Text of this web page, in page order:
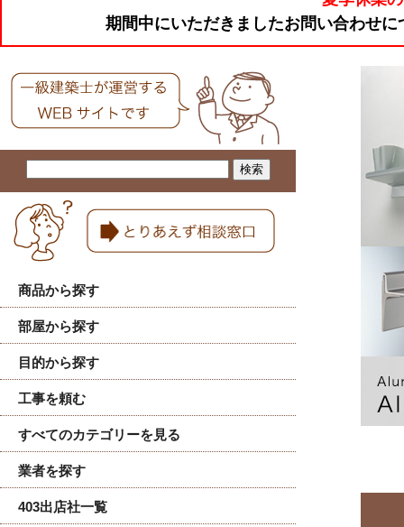
期間中にいただきましたお問い合わせ
商品から探す
部屋から探す
目的から探す
工事を頼む
すべてのカテゴリーを見る
業者を探す
403出店社一覧